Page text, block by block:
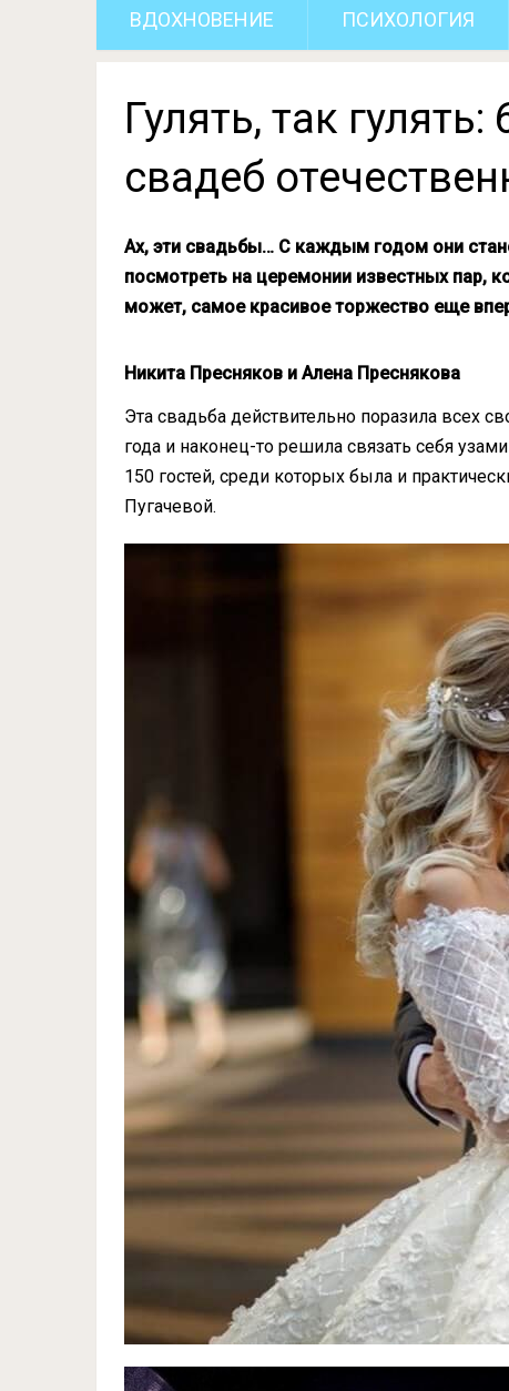
ВДОХНОВЕНИЕ ПСИХОЛОГИЯ
Гулять, так
свадеб
Ах, эти свадьбы… С каждым годом они
посмотреть на церемонии известных пар,
может, самое красивое торжество еще
Никита Пресняков и Алена Преснякова
Эта свадьба действительно поразила всех
года и наконец-то решила связать себя
150 гостей, среди которых была и
Пугачевой.